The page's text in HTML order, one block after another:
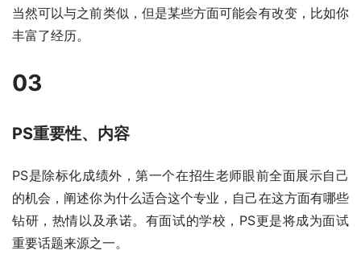
当然可以与之前类似，但是某些方面可能会有改变，比如你
丰富了经历。
03
PS重要性、内容
PS是除标化成绩外，第一个在招生老师眼前全面展示自己
的机会，阐述你为什么适合这个专业，自己在这方面有哪些
钻研，热情以及承诺。有面试的学校，PS更是将成为面试
重要话题来源之一。